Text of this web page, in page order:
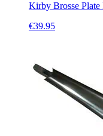
Kirby Brosse Plate
€39.95